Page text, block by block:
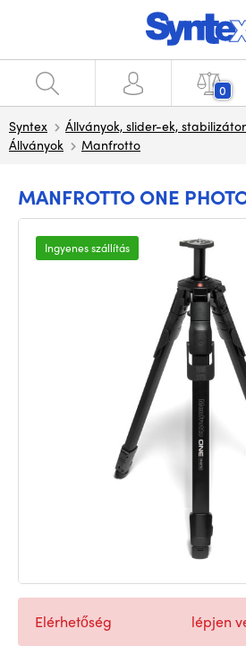
0
Syntex Állványok, slider-ek,
Állványok
Manfrotto
MANFROTTO ONE
Ingyenes szállítás
Elérhetőség lépjen